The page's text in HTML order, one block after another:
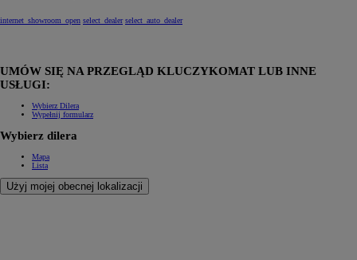
internet_showroom_open select_dealer select_auto_dealer
UMÓW SIĘ NA PRZEGLĄD KLUCZYKOMAT LUB INNE
USŁUGI:
Wybierz Dilera
Wypełnij formularz
Wybierz dilera
Mapa
Lista
Użyj mojej obecnej lokalizacji